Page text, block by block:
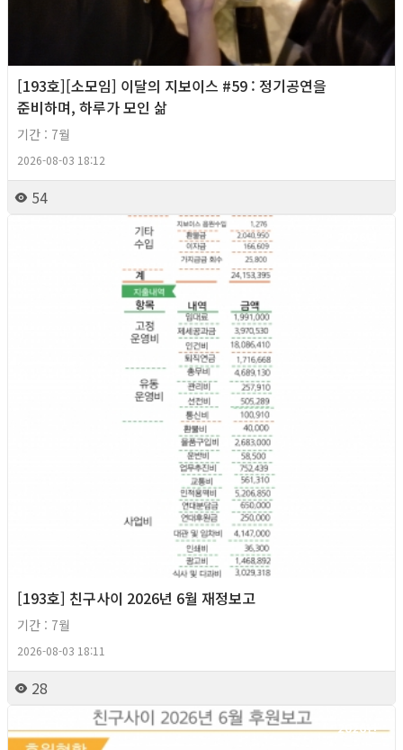
[193호][소모임] 이달의 지보이스 #59 : 정기공연을
준비하며, 하루가 모인 삶
기간 : 7월
2026-08-03 18:12
54
[193호] 친구사이 2026년 6월 재정보고
기간 : 7월
2026-08-03 18:11
28
2026년